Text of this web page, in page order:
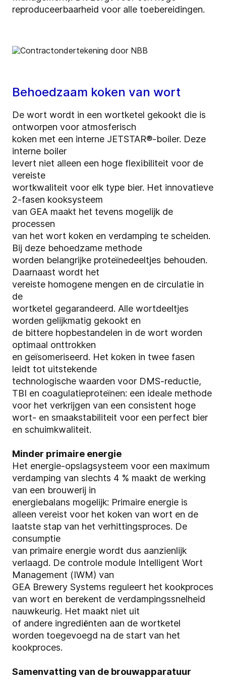
reproduceerbaarheid voor alle toebereidingen.
Behoedzaam koken van wort
De wort wordt in een wortketel gekookt die is
ontworpen voor atmosferisch
koken met een interne JETSTAR®-boiler. Deze
interne boiler
levert niet alleen een hoge flexibiliteit voor de
vereiste
wortkwaliteit voor elk type bier. Het innovatieve
2-fasen kooksysteem
van GEA maakt het tevens mogelijk de
processen
van het wort koken en verdamping te scheiden.
Bij deze behoedzame methode
worden belangrijke proteïnedeeltjes behouden.
Daarnaast wordt het
vereiste homogene mengen en de circulatie in
de
wortketel gegarandeerd. Alle wortdeeltjes
worden gelijkmatig gekookt en
de bittere hopbestandelen in de wort worden
optimaal onttrokken
en geïsomeriseerd. Het koken in twee fasen
leidt tot uitstekende
technologische waarden voor DMS-reductie,
TBI en coagulatieproteïnen: een ideale methode
voor het verkrijgen van een consistent hoge
wort- en smaakstabiliteit voor een perfect bier
en schuimkwaliteit.
Minder primaire energie
Het energie-opslagsysteem voor een maximum
verdamping van slechts 4 % maakt de werking
van een brouwerij in
energiebalans mogelijk: Primaire energie is
alleen vereist voor het koken van wort en de
laatste stap van het verhittingsproces. De
consumptie
van primaire energie wordt dus aanzienlijk
verlaagd. De controle module Intelligent Wort
Management (IWM) van
GEA Brewery Systems reguleert het kookproces
van wort en berekent de verdampingssnelheid
nauwkeurig. Het maakt niet uit
of andere ingrediënten aan de wortketel
worden toegevoegd na de start van het
kookproces.
Samenvatting van de brouwapparatuur